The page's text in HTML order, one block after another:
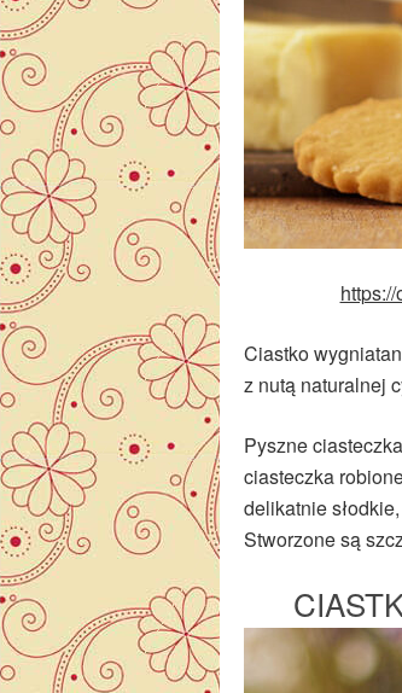
Ciastko
z nutą naturalnej
Pyszne
ciasteczka
delikatnie
Stworzone są